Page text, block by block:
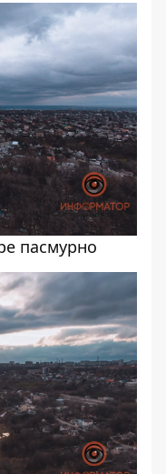
пасмурно